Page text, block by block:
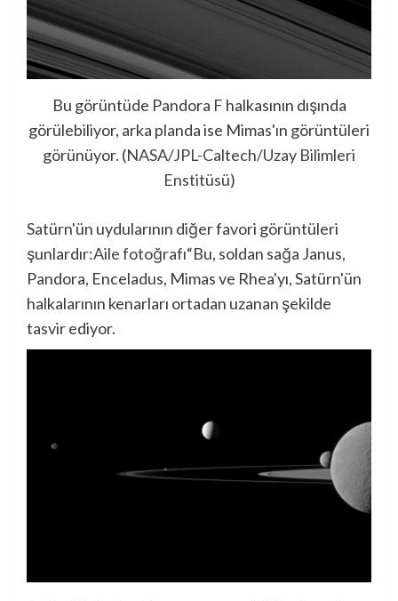
Bu görüntüde Pandora F halkasının dışında
görülebiliyor, arka planda ise Mimas'ın görüntüleri
görünüyor. (NASA/JPL-Caltech/Uzay Bilimleri
Enstitüsü)
Satürn'ün uydularının diğer favori görüntüleri
şunlardır:Aile fotoğrafı“Bu, soldan sağa Janus,
Pandora, Enceladus, Mimas ve Rhea'yı, Satürn'ün
halkalarının kenarları ortadan uzanan şekilde
tasvir ediyor.